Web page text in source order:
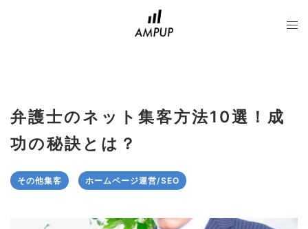
弁護士のネット集客方法10選！成
功の秘訣とは？
その他集客 ホームページ運営/SEO